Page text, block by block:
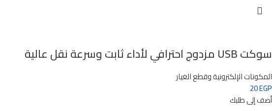
سوكت USB مزدوج احترافي لأداء ثابت وسرعة نقل عالية
المكونات الإلكترونية وقطع الغيار
20EGP
أضف إلى طلبك